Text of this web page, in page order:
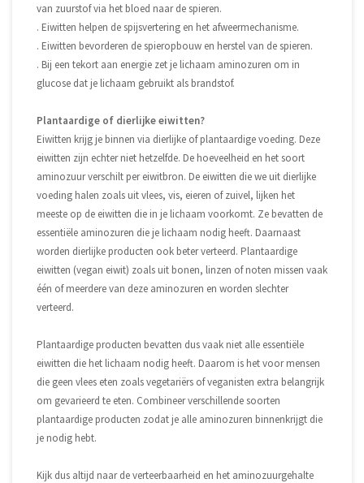
van zuurstof via het bloed naar de spieren.
. Eiwitten helpen de spijsvertering en het afweermechanisme.
. Eiwitten bevorderen de spieropbouw en herstel van de spieren.
. Bij een tekort aan energie zet je lichaam aminozuren om in
glucose dat je lichaam gebruikt als brandstof.
Plantaardige of dierlijke eiwitten?
Eiwitten krijg je binnen via dierlijke of plantaardige voeding. Deze
eiwitten zijn echter niet hetzelfde. De hoeveelheid en het soort
aminozuur verschilt per eiwitbron. De eiwitten die we uit dierlijke
voeding halen zoals uit vlees, vis, eieren of zuivel, lijken het
meeste op de eiwitten die in je lichaam voorkomt. Ze bevatten de
essentiële aminozuren die je lichaam nodig heeft. Daarnaast
worden dierlijke producten ook beter verteerd. Plantaardige
eiwitten (vegan eiwit) zoals uit bonen, linzen of noten missen vaak
één of meerdere van deze aminozuren en worden slechter
verteerd.
Plantaardige producten bevatten dus vaak niet alle essentiële
eiwitten die het lichaam nodig heeft. Daarom is het voor mensen
die geen vlees eten zoals vegetariërs of veganisten extra belangrijk
om gevarieerd te eten. Combineer verschillende soorten
plantaardige producten zodat je alle aminozuren binnenkrijgt die
je nodig hebt.
Kijk dus altijd naar de verteerbaarheid en het aminozuurgehalte